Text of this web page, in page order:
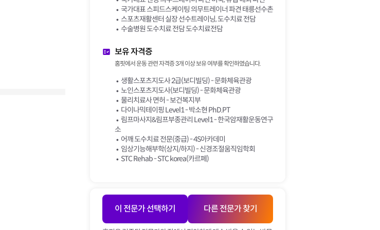
국가대표 스피드스케이팅 의무트레이너 파견 태릉선수촌
스포츠재활센터 실장 선수트레이닝, 도수치료 전담
수술병원 도수치료 전담 도수치료전담
보유 자격증
홈핏에서 운동 관련 자격증 3개 이상 보유 여부를 확인하였습니다.
생활스포츠지도사 2급(보디빌딩) - 문화체육관광
노인스포츠지도사(보디빌딩) - 문화체육관광
물리치료사 면허 - 보건복지부
다이나믹테이핑 Level1 - 박소현 PhD.PT
림프마사지&림프부종관리 Level1 - 한국암재활운동연구
소
어깨 도수치료 전문(중급) - 4S아카데미
임상기능해부학(상지/하지) - 신경조절움직임학회
STC Rehab - STC korea(카르페)
이 전문가 선택하기 다른 전문가 찾기